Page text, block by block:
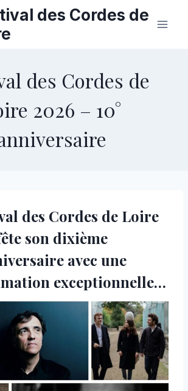
des Cordes de
des Cordes de
2026 – 10°
des Cordes de Loire
son dixième
avec une
exceptionnelle…